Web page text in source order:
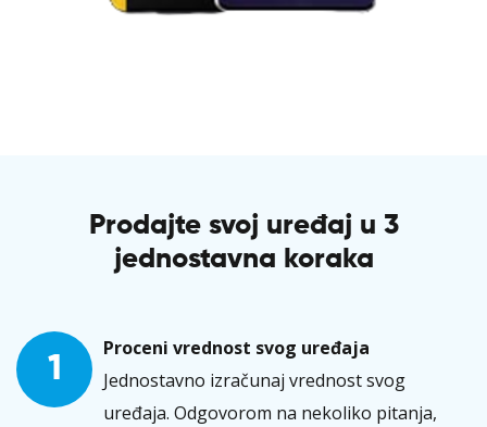
Prodajte svoj uređaj u 3
jednostavna koraka
1
Proceni vrednost svog uređaja
Jednostavno izračunaj vrednost svog
uređaja. Odgovorom na nekoliko pitanja,